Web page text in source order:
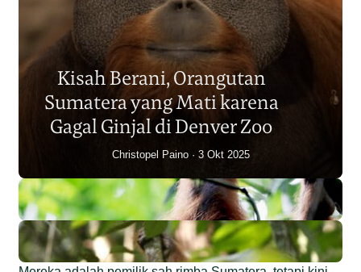
Populasi Orangutan
Sumatera Berkurang 2.700
Individu dalam Satu Dekade?
Junaidi Hanafiah 14 Jul 2026
Kisah Berani, Orangutan
Sumatera yang Mati karena
Gagal Ginjal di Denver Zoo
Christopel Paino 3 Okt 2025